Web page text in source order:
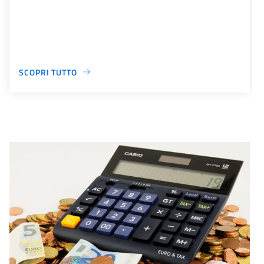
SCOPRI TUTTO